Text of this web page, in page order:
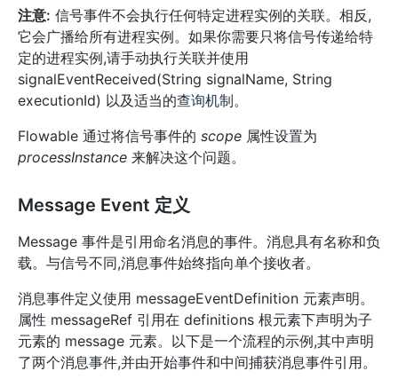
注意: 信号事件不会执行任何特定进程实例的关联。相反,
它会广播给所有进程实例。如果你需要只将信号传递给特
定的进程实例,请手动执行关联并使用
signalEventReceived(String signalName, String
executionId) 以及适当的查询机制。
Flowable 通过将信号事件的 scope 属性设置为
processInstance 来解决这个问题。
Message Event 定义
Message 事件是引用命名消息的事件。消息具有名称和负
载。与信号不同,消息事件始终指向单个接收者。
消息事件定义使用 messageEventDefinition 元素声明。
属性 messageRef 引用在 definitions 根元素下声明为子
元素的 message 元素。以下是一个流程的示例,其中声明
了两个消息事件,并由开始事件和中间捕获消息事件引用。